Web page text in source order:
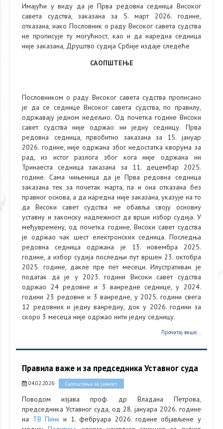
Имајући у виду да је Прва редовна седница Високог
савета судства, заказана за 5. март 2026. године,
отказана, иако Пословник о раду Високог савета судства
не прописује ту могућност, као и да наредна седница
није заказана, Друштво судија Србије издаје следеће
САОПШТЕЊЕ
Пословником о раду Високог савета судства прописано
је да се седнице Високог савета судства, по правилу,
одржавају једном недељно. Од почетка године Високи
савет судства није одржао ни једну седницу. Прва
редовна седница, првобитно заказана за 15. јануар
2026. године, није одржана због недостатка кворума за
рад, из истог разлога због кога није одржана ни
Тринаеста седница заказана за 11. децембар 2025.
године. Сама чињеница да је Прва редовна седница
заказана тек за почетак марта, па и она отказана без
правног основа, а да наредна није заказана, указује на то
да Високи савет судства не обавља своју основну
уставну и законску надлежност да врши избор судија. У
међувремену, од почетка године, Високи савет судства
је одржао чак шест електронских седница. Последња
редовна седница одржана је 13. новембра 2025.
године, а избор судија последњи пут вршен 23. октобра
2025. године, дакле пре пет месеци. Илустративан је
податак да је у 2023. години Високи савет судства
одржао 24 редовне и 3 ванредне седнице, у 2024.
години 23 редовне и 3 ванредне, у 2025. години свега
12 редовних и једну ванредну, док у 2026. години за
скоро 3 месеца није одржао нити једну седницу.
Прочитај више...
Правила важе и за председника Уставног суда
04.02.2026 Саопштења за јавност
Поводом изјава проф. др Владана Петрова,
председникa Уставног суда, од 28. јануара 2026. године
на ТВ Пинк и 1. фебруара 2026. године објављене у